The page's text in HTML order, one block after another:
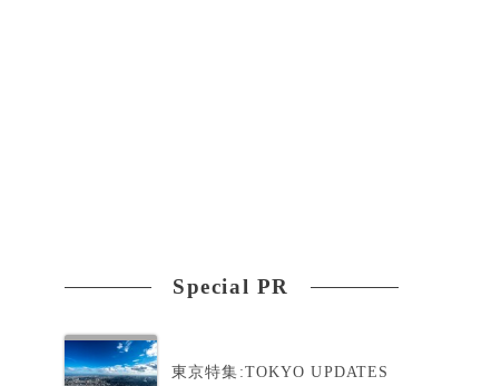
Special PR
東京特集:TOKYO UPDATES